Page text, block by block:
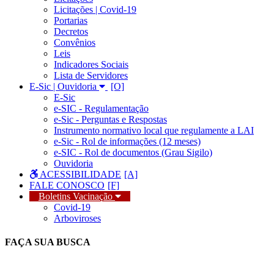
Licitações | Covid-19
Portarias
Decretos
Convênios
Leis
Indicadores Sociais
Lista de Servidores
E-Sic | Ouvidoria
E-Sic
e-SIC - Regulamentação
e-Sic - Perguntas e Respostas
Instrumento normativo local que regulamente a LAI
e-Sic - Rol de informações (12 meses)
e-SIC - Rol de documentos (Grau Sigilo)
Ouvidoria
ACESSIBILIDADE
FALE CONOSCO
Boletins Vacinação
Covid-19
Arboviroses
FAÇA SUA BUSCA